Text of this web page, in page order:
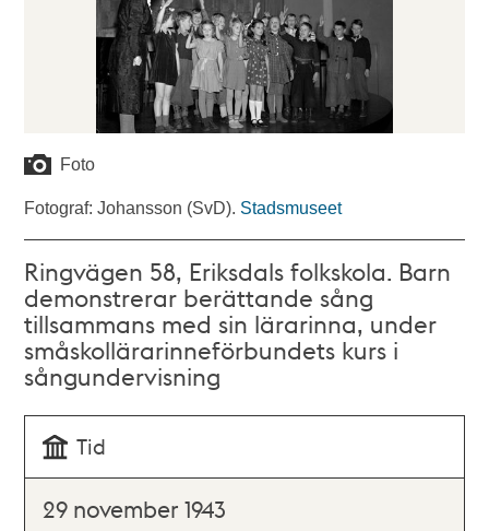
Foto
Fotograf: Johansson (SvD). Stadsmuseet
Ringvägen 58, Eriksdals folkskola. Barn
demonstrerar berättande sång
tillsammans med sin lärarinna, under
småskollärarinneförbundets kurs i
sångundervisning
Tid
29 november 1943